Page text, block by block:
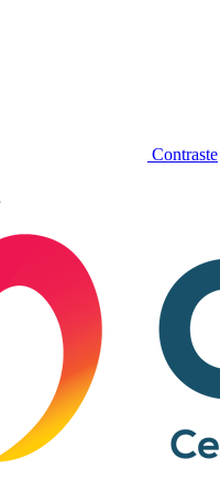
Contraste